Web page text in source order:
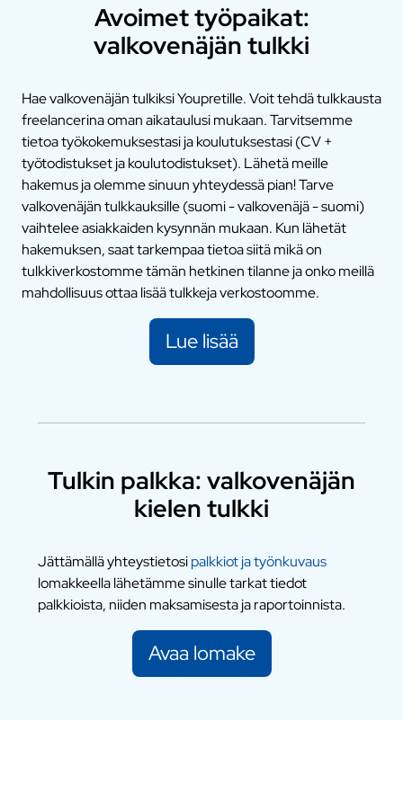
Avoimet työpaikat:
valkovenäjän tulkki
Hae valkovenäjän tulkiksi Youpretille. Voit tehdä tulkkausta
freelancerina oman aikataulusi mukaan. Tarvitsemme
tietoa työkokemuksestasi ja koulutuksestasi (CV +
työtodistukset ja koulutodistukset). Lähetä meille
hakemus ja olemme sinuun yhteydessä pian! Tarve
valkovenäjän tulkkauksille (suomi - valkovenäjä - suomi)
vaihtelee asiakkaiden kysynnän mukaan. Kun lähetät
hakemuksen, saat tarkempaa tietoa siitä mikä on
tulkkiverkostomme tämän hetkinen tilanne ja onko meillä
mahdollisuus ottaa lisää tulkkeja verkostoomme.
Lue lisää
Tulkin palkka: valkovenäjän
kielen tulkki
Jättämällä yhteystietosipalkkiot ja työnkuvaus
lomakkeella lähetämme sinulle tarkat tiedot
palkkioista, niiden maksamisesta ja raportoinnista.
Avaa lomake